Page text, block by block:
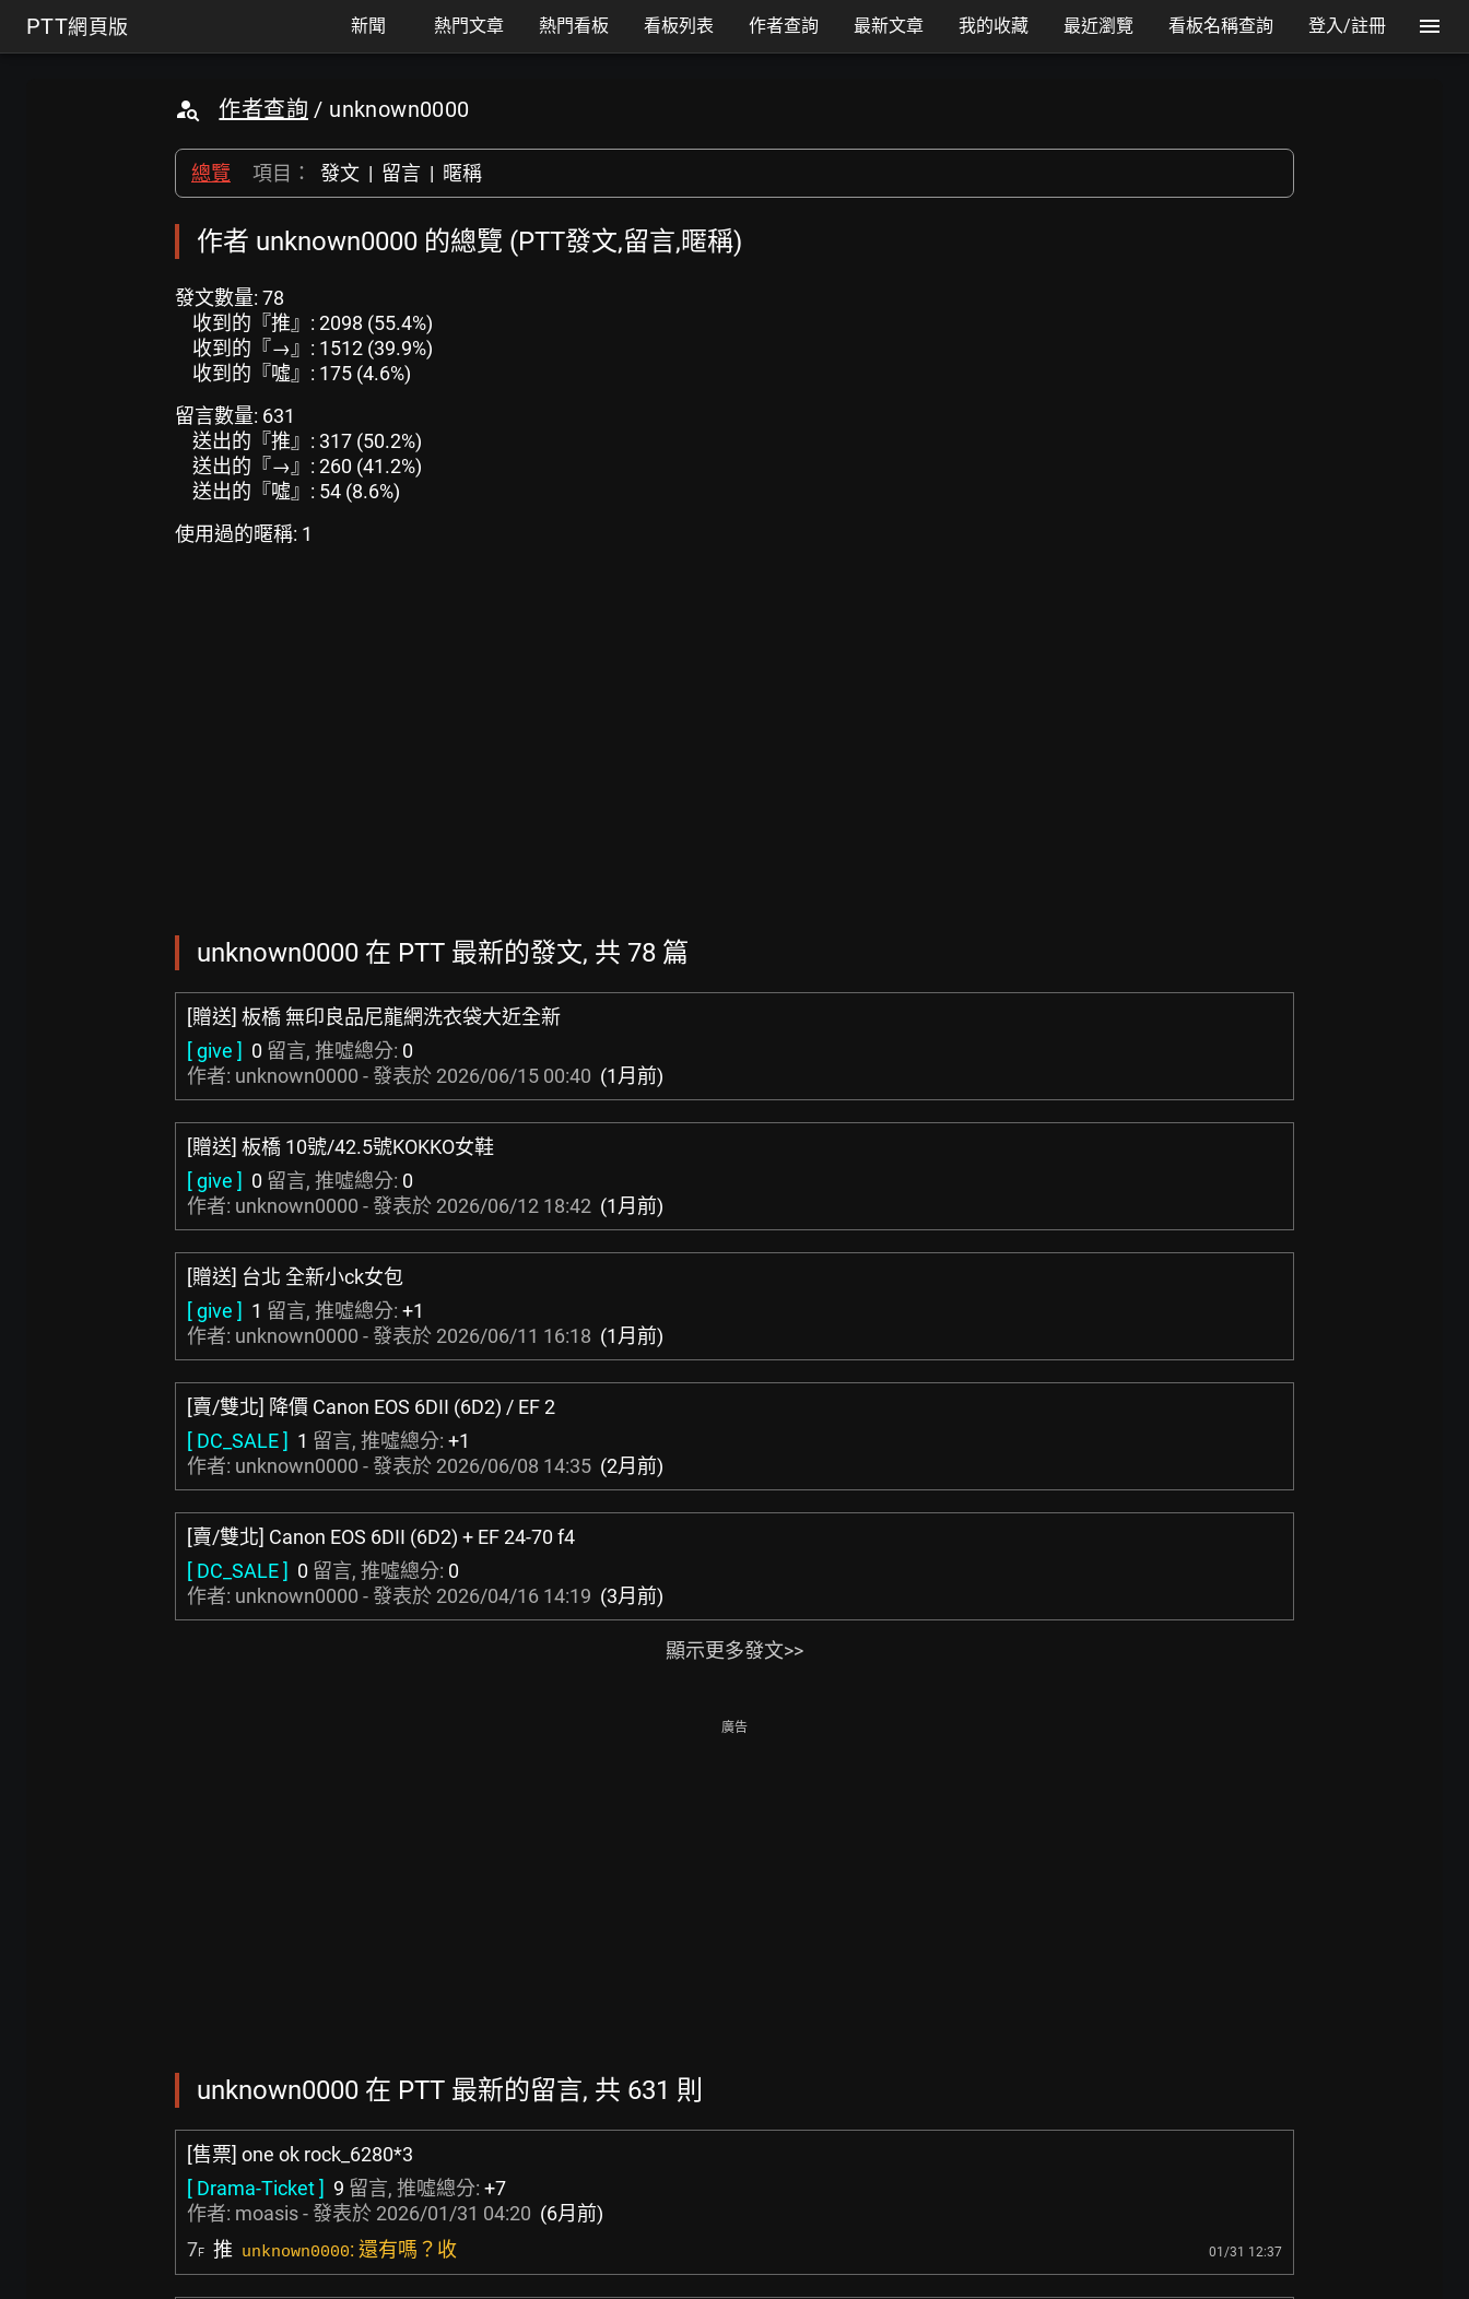
PTT網頁版 新聞 熱門文章 熱門看板 看板列表 作者查詢 最新文章 我的收藏 最近瀏覽 看板名稱查詢 登入/註冊
作者查詢 / unknown0000
總覽 項目： 發文 | 留言 | 暱稱
作者 unknown0000 的總覽 (PTT發文,留言,暱稱)
發文數量: 78
收到的『推』: 2098 (55.4%)
收到的『→』: 1512 (39.9%)
收到的『噓』: 175 (4.6%)
留言數量: 631
送出的『推』: 317 (50.2%)
送出的『→』: 260 (41.2%)
送出的『噓』: 54 (8.6%)
使用過的暱稱: 1
unknown0000 在 PTT 最新的發文, 共 78 篇
[贈送] 板橋 無印良品尼龍網洗衣袋大近全新
[ give ] 0 留言, 推噓總分: 0
作者: unknown0000 - 發表於 2026/06/15 00:40 (1月前)
[贈送] 板橋 10號/42.5號KOKKO女鞋
[ give ] 0 留言, 推噓總分: 0
作者: unknown0000 - 發表於 2026/06/12 18:42 (1月前)
[贈送] 台北 全新小ck女包
[ give ] 1 留言, 推噓總分: +1
作者: unknown0000 - 發表於 2026/06/11 16:18 (1月前)
[賣/雙北] 降價 Canon EOS 6DII (6D2) / EF 2
[ DC_SALE ] 1 留言, 推噓總分: +1
作者: unknown0000 - 發表於 2026/06/08 14:35 (2月前)
[賣/雙北] Canon EOS 6DII (6D2) + EF 24-70 f4
[ DC_SALE ] 0 留言, 推噓總分: 0
作者: unknown0000 - 發表於 2026/04/16 14:19 (3月前)
顯示更多發文>>
廣告
unknown0000 在 PTT 最新的留言, 共 631 則
[售票] one ok rock_6280*3
[ Drama-Ticket ] 9 留言, 推噓總分: +7
作者: moasis- 發表於 2026/01/31 04:20 (6月前)
7F 推 unknown0000: 還有嗎？收 01/31 12:37